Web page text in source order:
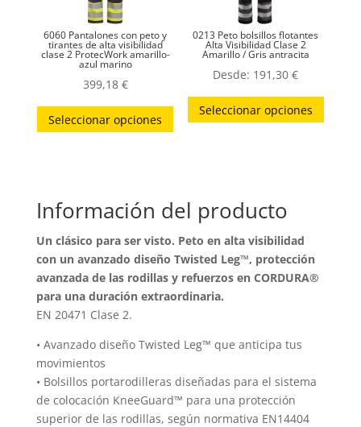
página
6060 Pantalones con peto y
tirantes de alta visibilidad
clase 2 ProtecWork amarillo-
azul marino
399,18 €
Seleccionar opciones
Este
producto
Las
pueden
elegir
página
de
producto
0213 Peto bolsillos flotantes
Alta Visibilidad Clase 2
Amarillo / Gris antracita
Desde: 191,30€
Seleccionar opciones
Este
Información del producto
Un clásico para ser visto. Peto en alta visibilidad
con un avanzado diseño Twisted Leg™, protección
avanzada de las rodillas y refuerzos en CORDURA®
para una duración extraordinaria.
EN 20471 Clase 2.
• Avanzado diseño Twisted Leg™ que anticipa tus
movimientos
• Bolsillos portarodilleras diseñadas para el sistema
de colocación KneeGuard™ para una protección
superior de las rodillas, según normativa EN14404